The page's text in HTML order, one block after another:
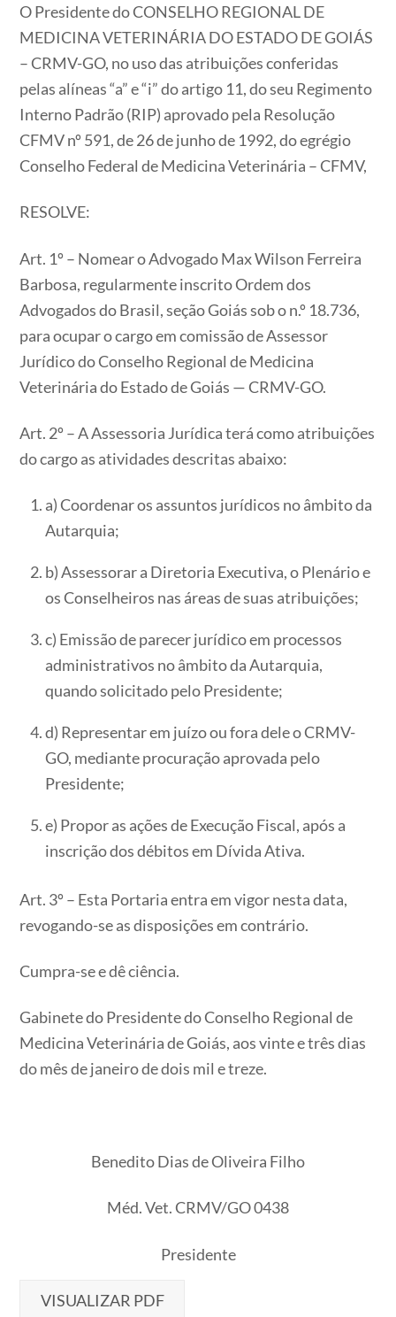
O Presidente do CONSELHO REGIONAL DE
MEDICINA VETERINÁRIA DO ESTADO DE GOIÁS
– CRMV-GO, no uso das atribuições conferidas
pelas alíneas “a” e “i” do artigo 11, do seu Regimento
Interno Padrão (RIP) aprovado pela Resolução
CFMV nº 591, de 26 de junho de 1992, do egrégio
Conselho Federal de Medicina Veterinária – CFMV,
RESOLVE:
Art. 1º – Nomear o Advogado Max Wilson Ferreira
Barbosa, regularmente inscrito Ordem dos
Advogados do Brasil, seção Goiás sob o n.º 18.736,
para ocupar o cargo em comissão de Assessor
Jurídico do Conselho Regional de Medicina
Veterinária do Estado de Goiás — CRMV-GO.
Art. 2º – A Assessoria Jurídica terá como atribuições
do cargo as atividades descritas abaixo:
a) Coordenar os assuntos jurídicos no âmbito da
Autarquia;
b) Assessorar a Diretoria Executiva, o Plenário e
os Conselheiros nas áreas de suas atribuições;
c) Emissão de parecer jurídico em processos
administrativos no âmbito da Autarquia,
quando solicitado pelo Presidente;
d) Representar em juízo ou fora dele o CRMV-
GO, mediante procuração aprovada pelo
Presidente;
e) Propor as ações de Execução Fiscal, após a
inscrição dos débitos em Dívida Ativa.
Art. 3º – Esta Portaria entra em vigor nesta data,
revogando-se as disposições em contrário.
Cumpra-se e dê ciência.
Gabinete do Presidente do Conselho Regional de
Medicina Veterinária de Goiás, aos vinte e três dias
do mês de janeiro de dois mil e treze.
Benedito Dias de Oliveira Filho
Méd. Vet. CRMV/GO 0438
Presidente
VISUALIZAR PDF